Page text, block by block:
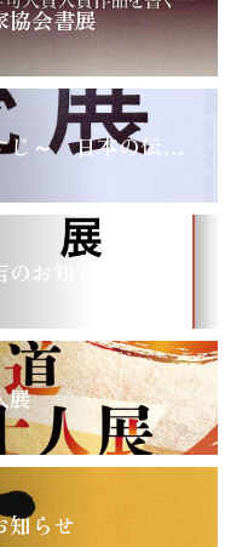
会書展
第４５回 ～この道ひとすじ～ 日本の伝統展
お知らせ
展
らせ